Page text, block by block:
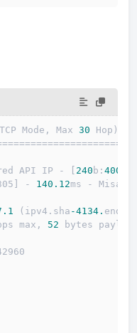
Mode, Max 30 Hop)
API IP - [ 240 b: 4001
- 140.12ms - Misak
.1 (ipv4.sha -4134. endpo
max, 52 bytes payloa